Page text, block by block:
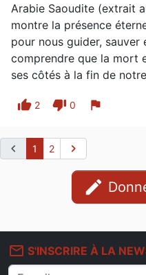
Arabie Saoudite (extrait
montre la présence
pour nous guider, sauver
comprendre que la mort
ses côtés à la fin de
thumb_up 2 thumb_down 0 flag
chevron_left 1 2 chevron_right
edit
mail_outline S'INSCRIRE À LA